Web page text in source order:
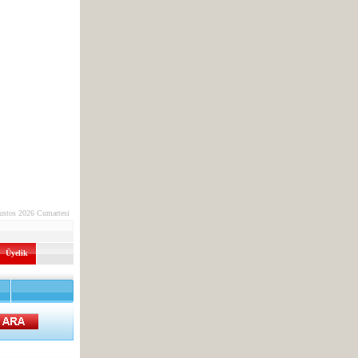
2026 Cumartesi
Üyelik